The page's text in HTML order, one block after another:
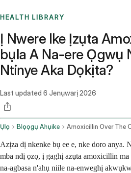
HEALTH LIBRARY
Ị Nwere Ike Ịzụta
bụla A Na-ere Ọgwụ
Ntinye Aka Dọkịta?
Last updated 6 Jenụwarị 2026
Ụlọ Blọọgụ Ahụike Amoxicillin Over The
Azịza dị nkenke bụ ee e, nke doro anya.
mba ndị ọzọ, ị gaghị azụta amoxicillin
na-agbasa n'ahụ niile na-enweghị